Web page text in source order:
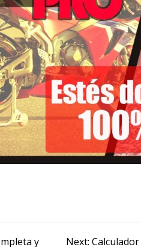
y Next: Next